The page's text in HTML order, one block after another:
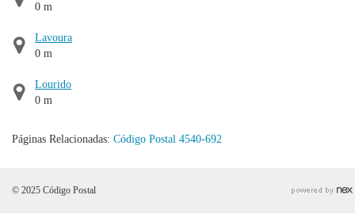
0 m
Lavoura
0 m
Lourido
0 m
Páginas Relacionadas: Código Postal 4540-692
© 2025 Código Postal